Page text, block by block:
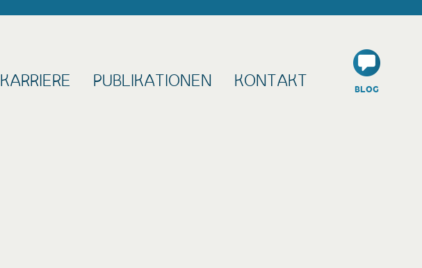
KARRIERE PUBLIKATIONEN KONTAKT BLOG